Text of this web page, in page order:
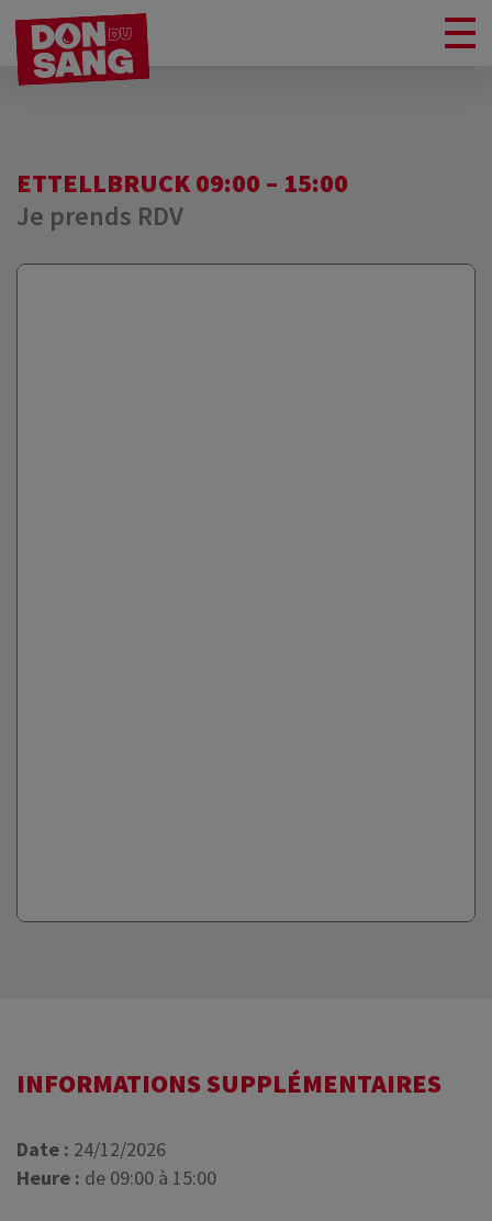
ETTELLBRUCK 09:00 – 15:00
Je prends RDV
INFORMATIONS SUPPLÉMENTAIRES
Date : 24/12/2026
Heure : de 09:00 à 15:00